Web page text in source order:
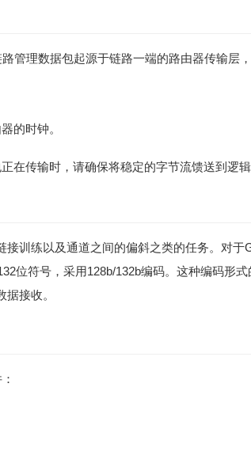
管理数据包起源于链路一端的路由器传输层
的时钟。
在传输时，请确保将稳定的字节流馈送到逻辑
训练以及通道之间的偏斜之类的任务。对于
位符号，采用128b/132b编码。这种编码形式
接收。